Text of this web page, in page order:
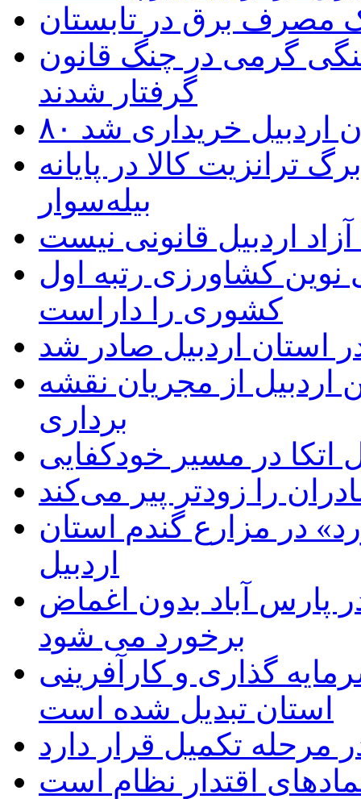
مصرف برق در تابستان
گرمی در چنگ قانون
گرفتار شدند
اردبیل خریداری شد
کالا در پایانه
بیله‌سوار
اردبیل قانونی نیست
نوین کشاورزی رتبه اول
کشوری را داراست
استان اردبیل صادر شد
از مجریان نقشه
برداری
در مسیر خودکفایی
را زودتر پیر می‌کند
در مزارع گندم استان
اردبیل
پارس آباد بدون اغماض
برخورد می شود
گذاری و کارآفرینی
استان تبدیل شده است
مرحله تکمیل قرار دارد
اقتدار نظام است